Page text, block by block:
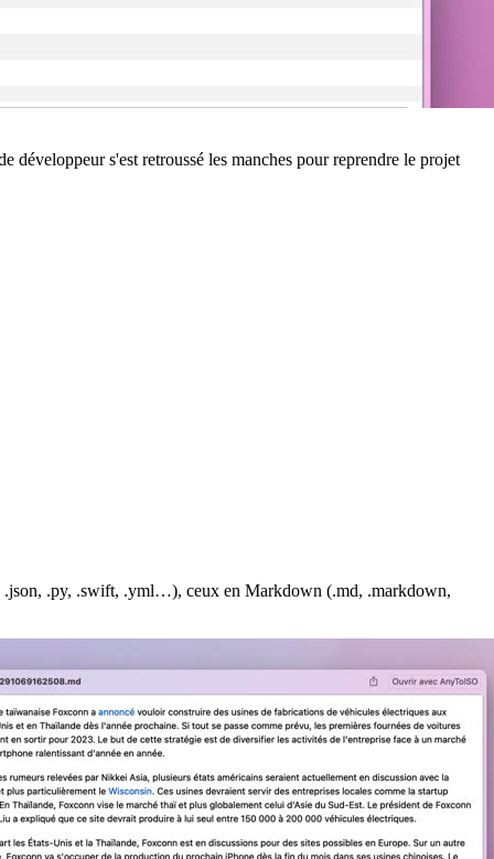
développeur s'est retroussé les manches pour reprendre le projet
.json, .py, .swift, .yml…), ceux en Markdown (.md, .markdown,